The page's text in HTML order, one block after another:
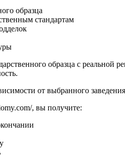
образца
стандартам
образца с реальной
от выбранного
, вы получите: